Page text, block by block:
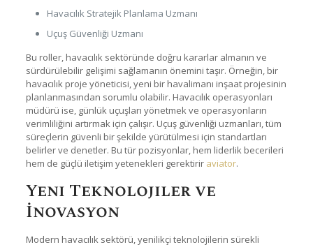
Havacılık Stratejik Planlama Uzmanı
Uçuş Güvenliği Uzmanı
Bu roller, havacılık sektöründe doğru kararlar almanın ve
sürdürülebilir gelişimi sağlamanın önemini taşır. Örneğin, bir
havacılık proje yöneticisi, yeni bir havalimanı inşaat projesinin
planlanmasından sorumlu olabilir. Havacılık operasyonları
müdürü ise, günlük uçuşları yönetmek ve operasyonların
verimliliğini artırmak için çalışır. Uçuş güvenliği uzmanları, tüm
süreçlerin güvenli bir şekilde yürütülmesi için standartları
belirler ve denetler. Bu tür pozisyonlar, hem liderlik becerileri
hem de güçlü iletişim yetenekleri gerektirir aviator.
Yeni Teknolojiler ve
İnovasyon
Modern havacılık sektörü, yenilikçi teknolojilerin sürekli